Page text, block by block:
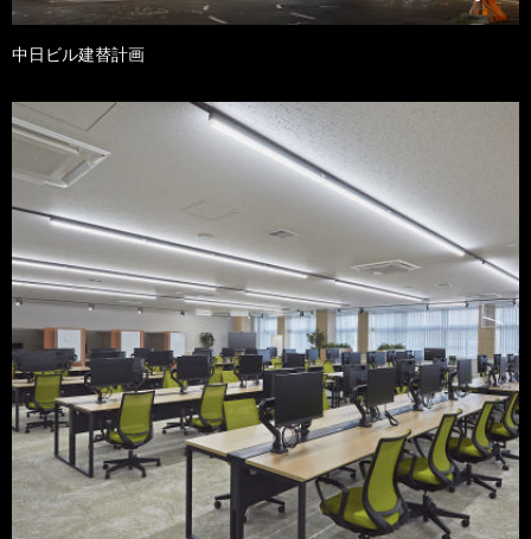
中日ビル建替計画